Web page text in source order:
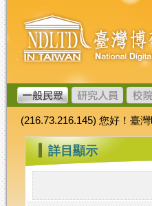
跳
到
主
要
內
容
臺
灣
博
碩
士
論
文
加
值
系
統
(216.73.216.145) 您好！臺
::: 詳目顯示